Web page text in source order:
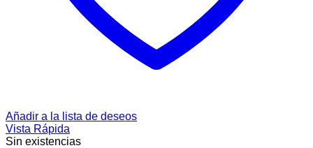
Añadir a la lista de deseos
Vista Rápida
Sin existencias